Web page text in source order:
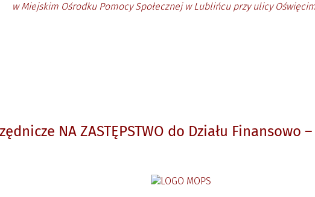
w Miejskim Ośrodku Pomocy Społecznej w Lublińcu przy ulicy
NA ZASTĘPSTWO do Działu Finansowo